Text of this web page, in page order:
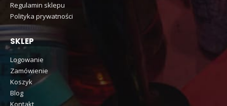
Regulamin sklepu
Polityka prywatności
SKLEP
Logowanie
Zamówienie
Koszyk
Blog
Kontakt